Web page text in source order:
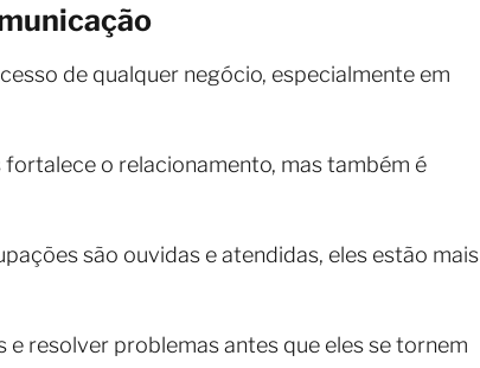
de qualquer negócio, especialmente em
o relacionamento, mas também é
são ouvidas e atendidas, eles estão mais
resolver problemas antes que eles se tornem